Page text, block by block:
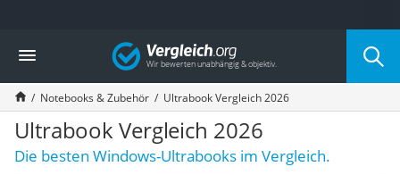
Die beliebtesten Vergleiche nach Kategorie
Elektronik
Powerstation
Monitor 32 Zoll 4K
Fernseher
Drucker
Desktop-PC
Vergleich
Notebooks & Zubehör Ultrabook Vergleich 2026
Ultrabook Vergleich 2026
Die besten Windows-Ultrabooks im Vergleich.